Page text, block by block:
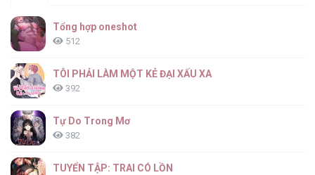
Tổng hợp oneshot
512
TÔI PHẢI LÀM MỘT KẺ ĐẠI XẤU XA
392
Tự Do Trong Mơ
382
TUYỂN TẬP: TRAI CÓ LỒN